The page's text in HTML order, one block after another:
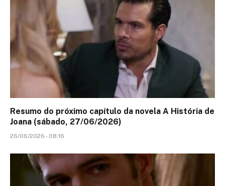
Resumo do próximo capítulo da novela A História de
Joana (sábado, 27/06/2026)
26/06/2026 - 08:16